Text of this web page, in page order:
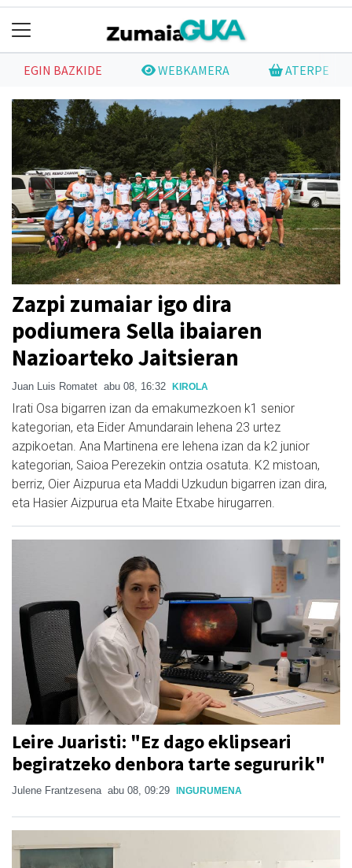
EGIN BAZKIDE WEBKAMERA ATERPE
Zazpi zumaiar igo dira
podiumera Sella ibaiaren
Nazioarteko Jaitsieran
Juan Luis Romatet abu 08, 16:32 KIROLA
Irati Osa bigarren izan da emakumezkoen k1 senior
kategorian, eta Eider Amundarain lehena 23 urtez
azpikoetan. Ana Martinena ere lehena izan da k2 junior
kategorian, Saioa Perezekin ontzia osatuta. K2 mistoan,
berriz, Oier Aizpurua eta Maddi Uzkudun bigarren izan dira,
eta Hasier Aizpurua eta Maite Etxabe hirugarren.
Leire Juaristi: "Ez dago eklipseari
begiratzeko denbora tarte segururik"
Julene Frantzesena abu 08, 09:29 INGURUMENA